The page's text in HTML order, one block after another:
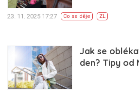
23. 11. 2025 17:27 Co se děje ZL
Jak se
den? Tipy od